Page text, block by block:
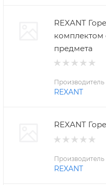
REXANT
комплектом
предмета
Производитель
REXANT
REXANT
Производитель
REXANT